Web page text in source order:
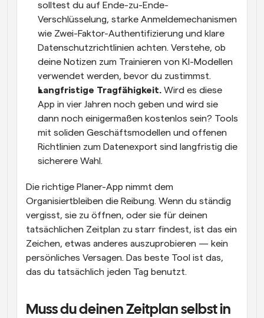
solltest du auf Ende-zu-Ende-
Verschlüsselung, starke Anmeldemechanismen
wie Zwei-Faktor-Authentifizierung und klare
Datenschutzrichtlinien achten. Verstehe, ob
deine Notizen zum Trainieren von KI-Modellen
verwendet werden, bevor du zustimmst.
Langfristige Tragfähigkeit. Wird es diese
App in vier Jahren noch geben und wird sie
dann noch einigermaßen kostenlos sein? Tools
mit soliden Geschäftsmodellen und offenen
Richtlinien zum Datenexport sind langfristig die
sicherere Wahl.
Die richtige Planer-App nimmt dem
Organisiertbleiben die Reibung. Wenn du ständig
vergisst, sie zu öffnen, oder sie für deinen
tatsächlichen Zeitplan zu starr findest, ist das ein
Zeichen, etwas anderes auszuprobieren — kein
persönliches Versagen. Das beste Tool ist das,
das du tatsächlich jeden Tag benutzt.
Muss du deinen Zeitplan selbst in